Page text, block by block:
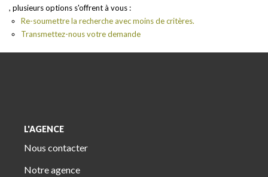
CONTACT
, plusieurs options s'offrent à vous :
Re-soumettre la recherche avec moins de critères.
Transmettez-nous votre demande
L'AGENCE
Nous contacter
Notre agence